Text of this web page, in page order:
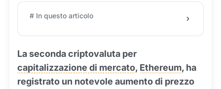
# In questo articolo
La seconda criptovaluta per
capitalizzazione di mercato, Ethereum, ha
registrato un notevole aumento di prezzo